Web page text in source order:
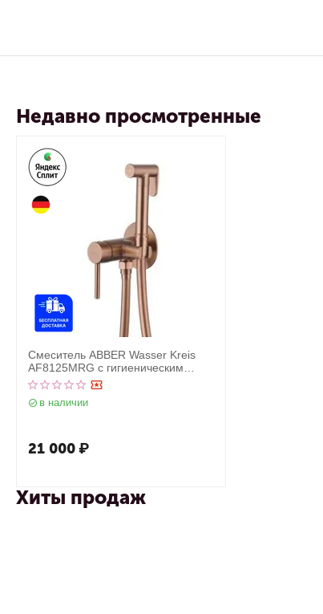
Недавно просмотренные
Смеситель ABBER Wasser Kreis
AF8125MRG с гигиеническим
душем, розовое золото матовое
в наличии
21 000₽
Хиты продаж